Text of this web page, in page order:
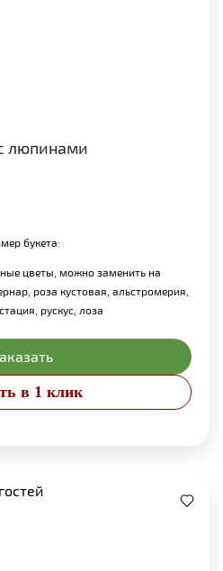
люпинами
букета:
цветы, можно заменить на
роза кустовая, альстромерия,
рускус, лоза
в 1 клик